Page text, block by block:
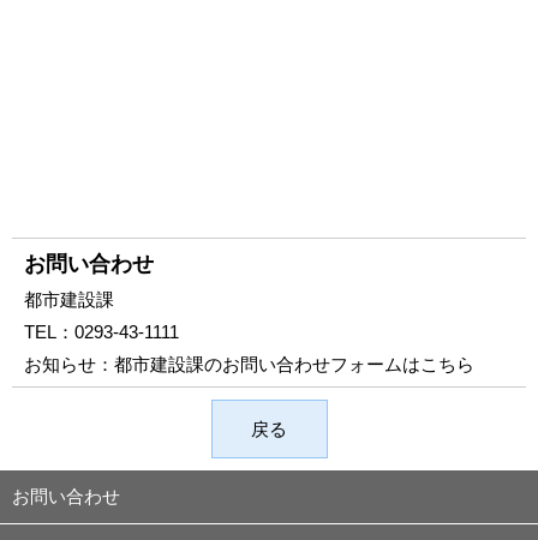
お問い合わせ
都市建設課
TEL： 0293-43-1111
お知らせ： 都市建設課のお問い合わせフォームはこちら
戻る
お問い合わせ